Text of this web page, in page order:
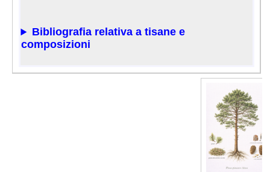
Bibliografia relativa a tisane e
composizioni